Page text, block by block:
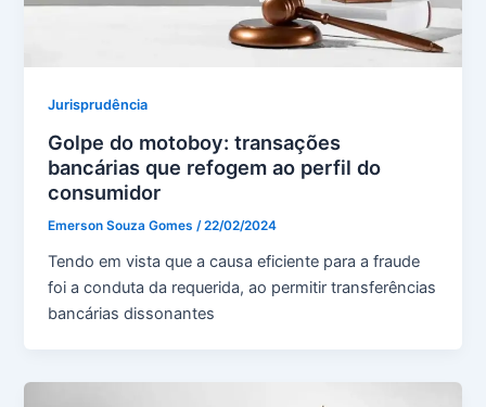
Jurisprudência
Golpe do motoboy: transações
bancárias que refogem ao perfil do
consumidor
Emerson Souza Gomes /22/02/2024
Tendo em vista que a causa eficiente para a fraude
foi a conduta da requerida, ao permitir transferências
bancárias dissonantes